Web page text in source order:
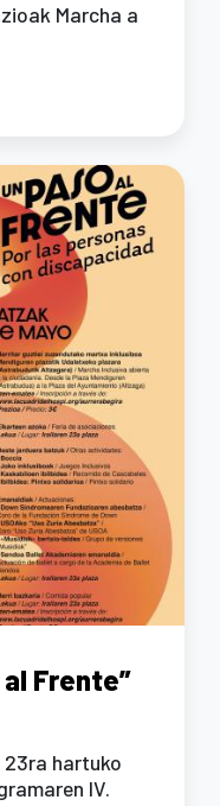
Marcha a
Frente”
hartuko
IV.